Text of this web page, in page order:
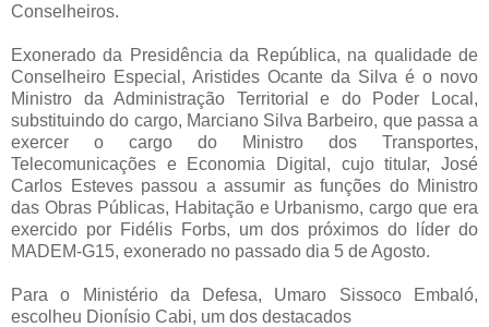
Conselheiros.
Exonerado da Presidência da República, na qualidade de
Conselheiro Especial, Aristides Ocante da Silva é o novo
Ministro da Administração Territorial e do Poder Local,
substituindo do cargo, Marciano Silva Barbeiro, que passa a
exercer o cargo do Ministro dos Transportes,
Telecomunicações e Economia Digital, cujo titular, José
Carlos Esteves passou a assumir as funções do Ministro
das Obras Públicas, Habitação e Urbanismo, cargo que era
exercido por Fidélis Forbs, um dos próximos do líder do
MADEM-G15, exonerado no passado dia 5 de Agosto.
Para o Ministério da Defesa, Umaro Sissoco Embaló,
escolheu Dionísio Cabi, um dos destacados